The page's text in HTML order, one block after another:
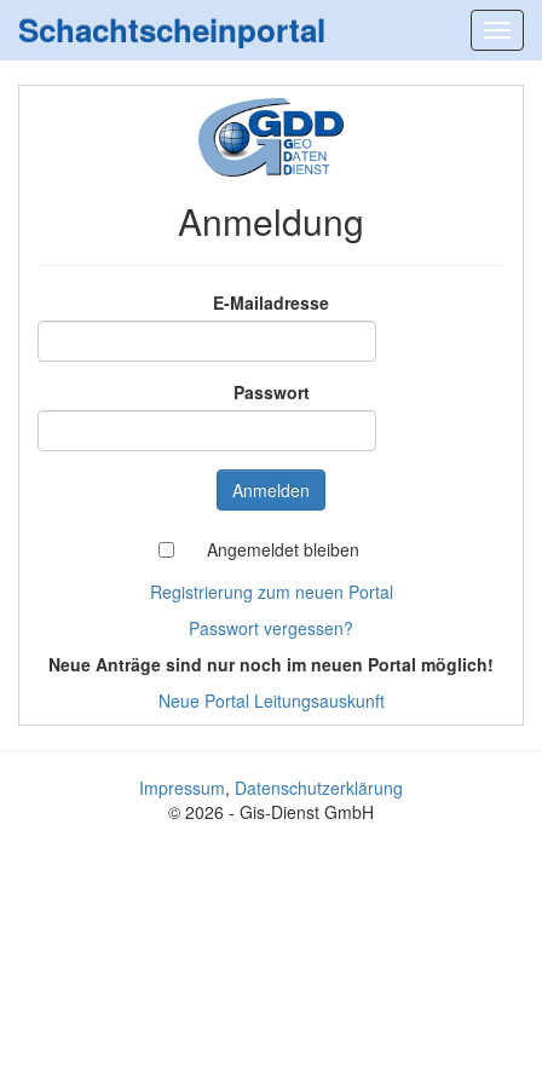
Schachtscheinportal
Anmeldung
E-Mailadresse
Passwort
Angemeldet bleiben
Registrierung zum neuen Portal
Passwort vergessen?
Neue Anträge sind nur noch im neuen Portal möglich!
Neue Portal Leitungsauskunft
Impressum, Datenschutzerklärung
© 2026 - Gis-Dienst GmbH